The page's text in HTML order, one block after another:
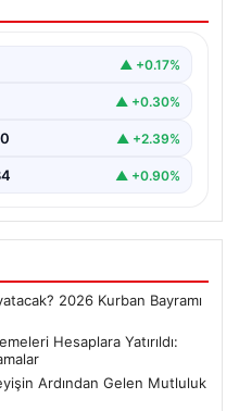
Göktaş’tan
ihtiyaç sahibi aileler
▲ +0.17%
▲ +0.30%
▲ +2.39%
▲ +0.90%
2026 Kurban Bayramı
Hesaplara Yatırıldı:
Ardından Gelen Mutluluk